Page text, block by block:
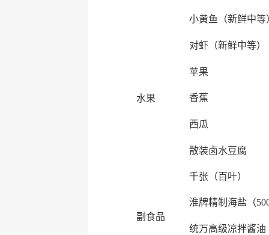
小黄鱼（新鲜中等
对虾（新鲜中等）
水果
苹果
香蕉
西瓜
副食品
散装卤水豆腐
千张（百叶）
淮牌精制海盐（
统万高级凉拌酱油